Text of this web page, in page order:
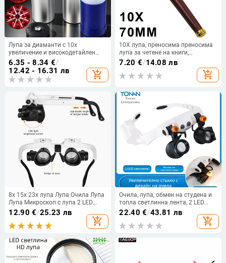
Лупа за диаманти с 10x
увеличение и високодетайлен
микроскоп за идентифициране
на диаманти, осем сърца осем
стрелки
6.35 - 8.34 €/
12.42 - 16.31 лв
add_shopping_cart
10X лупа, преносима преносима
лупа за четене на книги,
вестници, бижута, нефритова
антична оценка
7.20 €/14.08 лв
add_shopping_cart
8x 15x 23x лупа Лупа Очила Лупа
Лупа Микроскоп с лупа 2 LED
светлини Инструмент за ремонт
12.90 €/25.23 лв
add_shopping_cart
Очила, лупа, обмен на студена и
топла светлинна лента, 2 LED
светлини, електронна поддръжка,
високоефективна лупа за глава,
на едро
22.40 €/43.81 лв
add_shopping_cart